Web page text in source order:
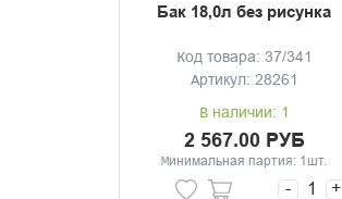
Бак 18,0л без рисунка
Код товара: 37/341
Артикул: 28261
В наличии: 1
2 567.00 РУБ
Минимальная партия: 1шт.
- +